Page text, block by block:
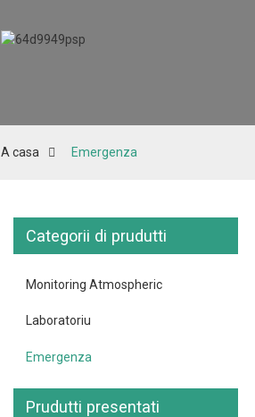
A casa Emergenza
Categorii di prudutti
Monitoring Atmospheric
Laboratoriu
Emergenza
Prudutti presentati